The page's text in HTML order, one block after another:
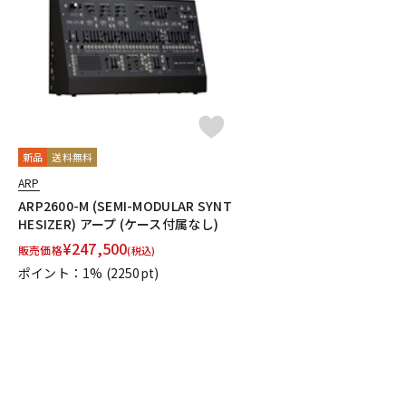
DJ機器
中古
新品 送料無料
ARP
ARP2600-M (SEMI-MODULAR SYNT
HESIZER) アープ (ケース付属なし)
販売価格¥247,500(税込)
ポイント：1% (2250pt)